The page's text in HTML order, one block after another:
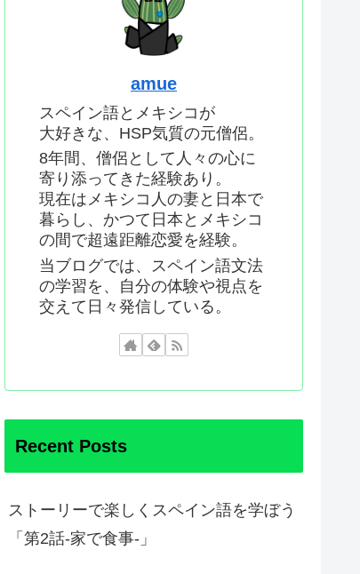
amue
スペイン語とメキシコが
大好きな、HSP気質の元僧侶。
8年間、僧侶として人々の心に
寄り添ってきた経験あり。
現在はメキシコ人の妻と日本で
暮らし、かつて日本とメキシコ
の間で超遠距離恋愛を経験。
当ブログでは、スペイン語文法
の学習を、自分の体験や視点を
交えて日々発信している。
Recent Posts
ストーリーで楽しくスペイン語を学ぼう
「第2話-家で食事-」